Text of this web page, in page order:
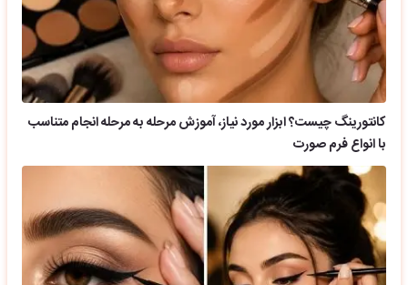
کانتورینگ چیست؟ ابزار مورد نیاز، آموزش مرحله به مرحله انجام متناسب
با انواع فرم صورت